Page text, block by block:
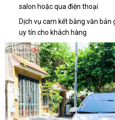
salon hoặc qua điện thoại
Dịch vụ cam kết bằng văn
uy tín cho khách hàng